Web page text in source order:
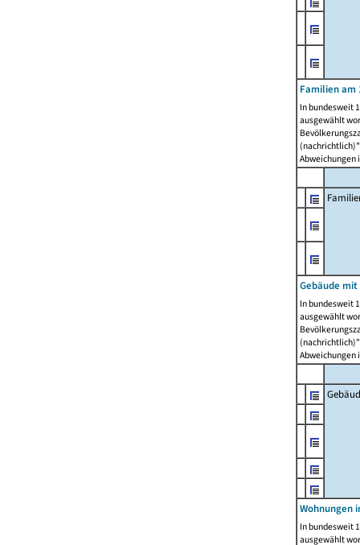
Familien am
In bundesweit
ausgewählt
Abweichungen
Gebäude
In bundesweit
ausgewählt
Abweichungen
Wohnungen
In bundesweit
ausgewählt